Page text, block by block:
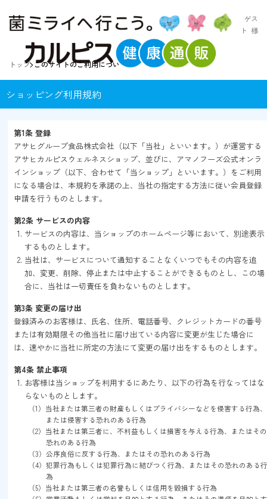
ゲス
ト 様
トップ このサイトのご利用について
ショッピング利用規約
第1条 登録
アサヒグループ食品株式会社（以下「当社」といいます。）が運営する
アサヒカルピスウェルネスショップ、並びに、アマノフーズ公式オンラ
インショップ（以下、合わせて「当ショップ」といいます。）をご利用
になる場合は、本規約を承諾の上、当社の指定する方法に従い会員登録
申請を行うものとします。
第2条 サービスの内容
サービスの内容は、当ショップのホームページ等において、別途表示
するものとします。
当社は、サービスについて通知することなくいつでもその内容を追
加、変更、削除、停止または中止することができるものとし、この場
合に、当社は一切責任を負わないものとします。
第3条 変更の届け出
登録済みのお客様は、氏名、住所、電話番号、クレジットカードの番号
または有効期限その他当社に届け出ている内容に変更が生じた場合に
は、速やかに当社に所定の方法にて変更の届け出をするものとします。
第4条 禁止事項
お客様は当ショップを利用するにあたり、以下の行為を行なってはな
らないものとします。
（1）当社または第三者の財産もしくはプライバシーなどを侵害する行為、
または侵害する恐れのある行為
（2）当社または第三者に、不利益もしくは損害を与える行為、またはその
恐れのある行為
（3）公序良俗に反する行為、またはその恐れのある行為
（4）犯罪行為もしくは犯罪行為に結びつく行為、またはその恐れのある
為
（5）当社または第三者の名誉もしくは信用を毀損する行為